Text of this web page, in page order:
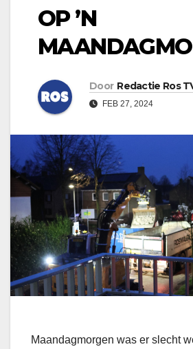
OP ’N
Door Redactie Ros
FEB 27, 2024
Maandagmorgen was er slecht